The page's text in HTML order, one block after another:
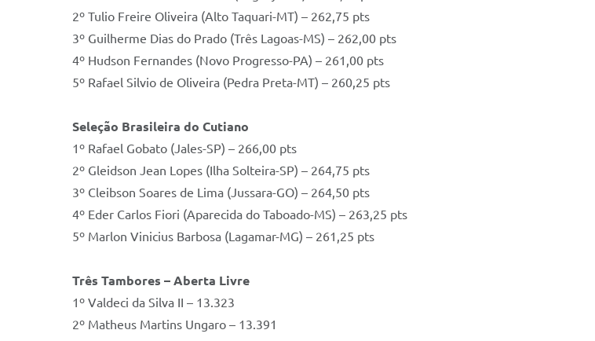
2º Tulio Freire Oliveira (Alto Taquari-MT) – 262,75 pts
3º Guilherme Dias do Prado (Três Lagoas-MS) – 262,00 pts
4º Hudson Fernandes (Novo Progresso-PA) – 261,00 pts
5º Rafael Silvio de Oliveira (Pedra Preta-MT) – 260,25 pts
Seleção Brasileira do Cutiano
1º Rafael Gobato (Jales-SP) – 266,00 pts
2º Gleidson Jean Lopes (Ilha Solteira-SP) – 264,75 pts
3º Cleibson Soares de Lima (Jussara-GO) – 264,50 pts
4º Eder Carlos Fiori (Aparecida do Taboado-MS) – 263,25 pts
5º Marlon Vinicius Barbosa (Lagamar-MG) – 261,25 pts
Três Tambores – Aberta Livre
1º Valdeci da Silva II – 13.323
2º Matheus Martins Ungaro – 13.391